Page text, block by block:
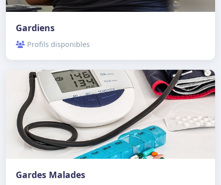
Gardiens
Profils disponibles
Gardes Malades